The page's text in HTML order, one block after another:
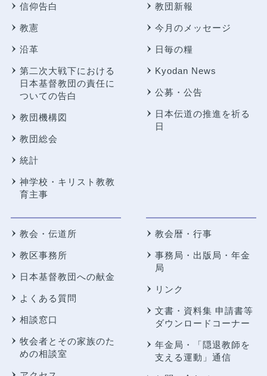
信仰告白
教憲
沿革
第二次大戦下における
日本基督教団の責任に
ついての告白
教団機構図
教団総会
統計
神学校・キリスト教教
育主事
教団新報
今月のメッセージ
日毎の糧
Kyodan News
公募・公告
日本伝道の推進を祈る
日
教会・伝道所
教区事務所
日本基督教団への献金
よくある質問
相談窓口
牧会者とその家族のた
めの相談室
教会暦・行事
事務局・出版局・年金
局
リンク
文書・資料集 申請書等
ダウンロードコーナー
年金局・
「隠退教師を
支える運動」通信